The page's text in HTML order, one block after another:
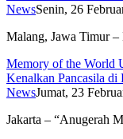
NewsSenin, 26
Malang, Jawa Timur
Memory of the World
Kenalkan Pancasila di
NewsJumat, 23
Jakarta – “Anugerah